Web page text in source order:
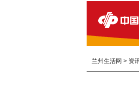
兰州生活网 > 资